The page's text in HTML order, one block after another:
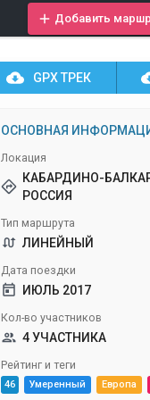
GPXТРЕК
ОСНОВНАЯ
Локация
КАБАРДИНО-
РОССИЯ
Тип маршрута
ЛИНЕЙНЫЙ
Дата поездки
ИЮЛЬ 2017
Кол-во участников
4 УЧАСТНИКА
Рейтинг и теги
46 Умеренный Европа